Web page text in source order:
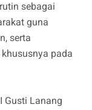
sebagai
guna
serta
pada
Gusti Lanang